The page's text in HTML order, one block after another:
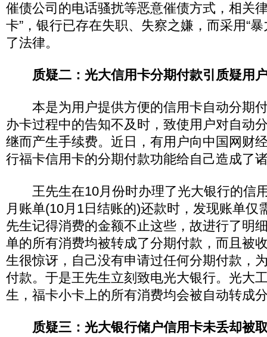
催债公司的电话骚扰等恶意催债方式，相关
卡”，银行已存在失职、失察之嫌，而采用“
了法律。
质疑二：光大信用卡分期付款引质疑用
本是为用户提供方便的信用卡自动分期
办卡过程中的告知不及时，致使用户对自动
继而产生手续费。近日，有用户向中国网财
行福卡信用卡的分期付款功能给自己造成了
王先生在10月份时办理了光大银行的信
月账单(10月1日结账的)还款时，发现账单仅
先生记得消费的金额不止这些，故进行了明
单的所有消费均被转成了分期付款，而且被
生很惊讶，自己没有申请过任何分期付款，
付款。于是王先生立刻致电光大银行。光大
生，福卡小卡上的所有消费均会被自动转成
质疑三：光大银行储户信用卡未丢却被